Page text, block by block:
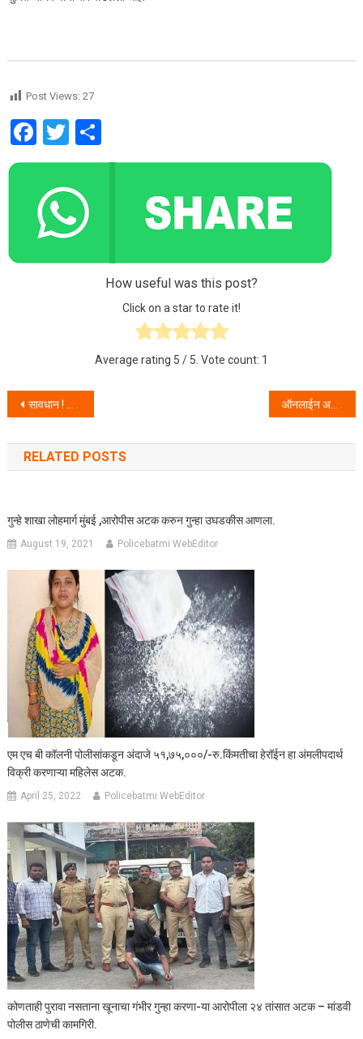
Post Views: 27
Facebook
Twitter
Share
How useful was this post?
Click on a star to rate it!
Average rating 5 / 5. Vote count: 1
Post navigation
सावधान ! क्रेडिट कार्ड वापरताय – सायबर गुन्हे कक्ष यांच्याकडून नागरिकांना इशारा . ऑनलाईन अनुरक्षकाच्या माध्यमातून नोकरीचे आमिष दाखवून वेश्याव्यवसाय करण्यास लावणारे अटकेत.
RELATED POSTS
गुन्हे शाखा लोहमार्ग मुंबई ,आरोपीस अटक करुन गुन्हा उघडकीस आणला.
August 19, 2021 Policebatmi WebEditor
एम एच बी कॉलनी पोलीसांकडून अंदाजे ५१,७५,०००/-रु.किंमतीचा हेरॉईन हा अंमलीपदार्थ
विक्री करणाऱ्या महिलेस अटक.
April 25, 2022 Policebatmi WebEditor
कोणताही पुरावा नसताना खूनाचा गंभीर गुन्हा करणा-या आरोपीला २४ तांसात अटक – मांडवी
पोलीस ठाणेची कामगिरी.